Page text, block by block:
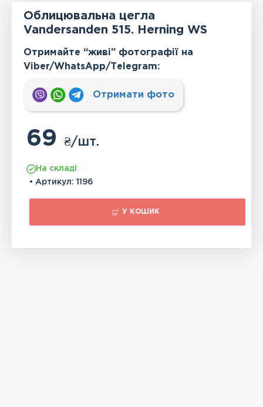
Облицювальна цегла
Vandersanden 515. Herning WS
Отримайте “живі” фотографії на
Viber/WhatsApp/Тelegram:
Отримати фото
69₴/шт.
На складі
• Артикул: 1196
У КОШИК